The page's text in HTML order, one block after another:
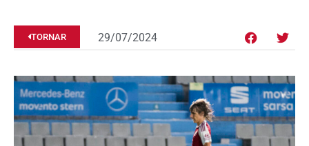
TORNAR 29/07/2024